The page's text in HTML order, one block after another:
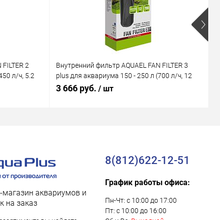
2
л/ч, 5.2
Внутренний фильтр AQUAEL FAN FILTER 3
plus для аквариума 150 - 250 л (700 л/ч, 12
Вт)
3 666 руб. / шт
магазин аквариумов и
на заказ
8(812)622-12-51
График работы офиса:
Пн-Чт: с 10:00 до 17:00
Пт: с 10:00 до 16:00